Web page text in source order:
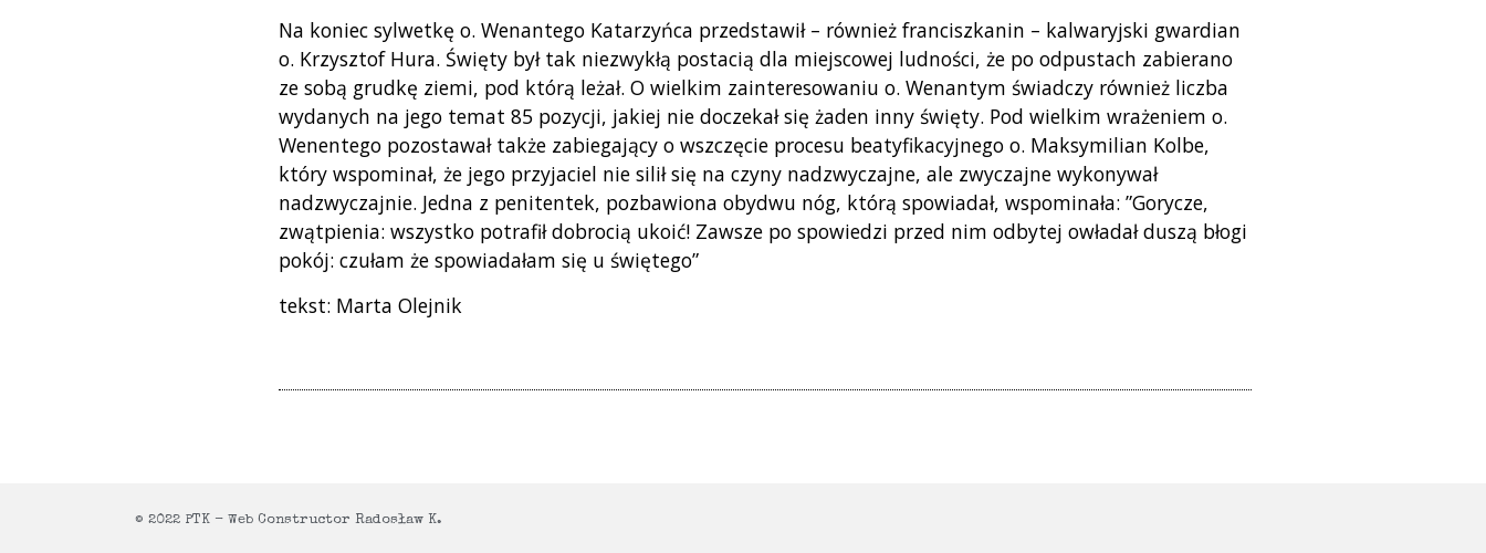
Na koniec sylwetkę o. Wenantego Katarzyńca przedstawił – również franciszkanin – kalwaryjski gwardian
o. Krzysztof Hura. Święty był tak niezwykłą postacią dla miejscowej ludności, że po odpustach zabierano
ze sobą grudkę ziemi, pod którą leżał. O wielkim zainteresowaniu o. Wenantym świadczy również liczba
wydanych na jego temat 85 pozycji, jakiej nie doczekał się żaden inny święty. Pod wielkim wrażeniem o.
Wenentego pozostawał także zabiegający o wszczęcie procesu beatyfikacyjnego o. Maksymilian Kolbe,
który wspominał, że jego przyjaciel nie silił się na czyny nadzwyczajne, ale zwyczajne wykonywał
nadzwyczajnie. Jedna z penitentek, pozbawiona obydwu nóg, którą spowiadał, wspominała: ”Gorycze,
zwątpienia: wszystko potrafił dobrocią ukoić! Zawsze po spowiedzi przed nim odbytej owładał duszą błogi
pokój: czułam że spowiadałam się u świętego”
tekst: Marta Olejnik
© 2022 PTK - Web Constructor Radosław K.